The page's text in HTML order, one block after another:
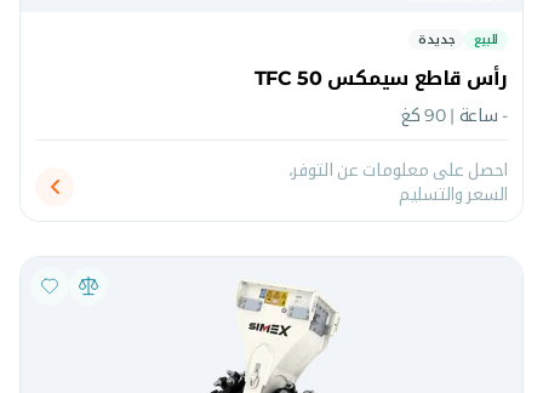
للبيع
جديدة
رأس قاطع سيمكس TFC 50
- ساعة | 90 كغ
احصل على معلومات عن التوفر،
السعر والتسليم